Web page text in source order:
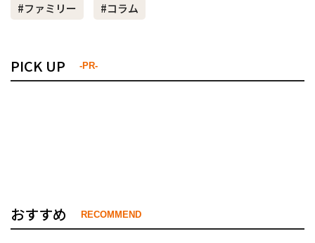
#ファミリー
#コラム
PICK UP -PR-
おすすめ RECOMMEND